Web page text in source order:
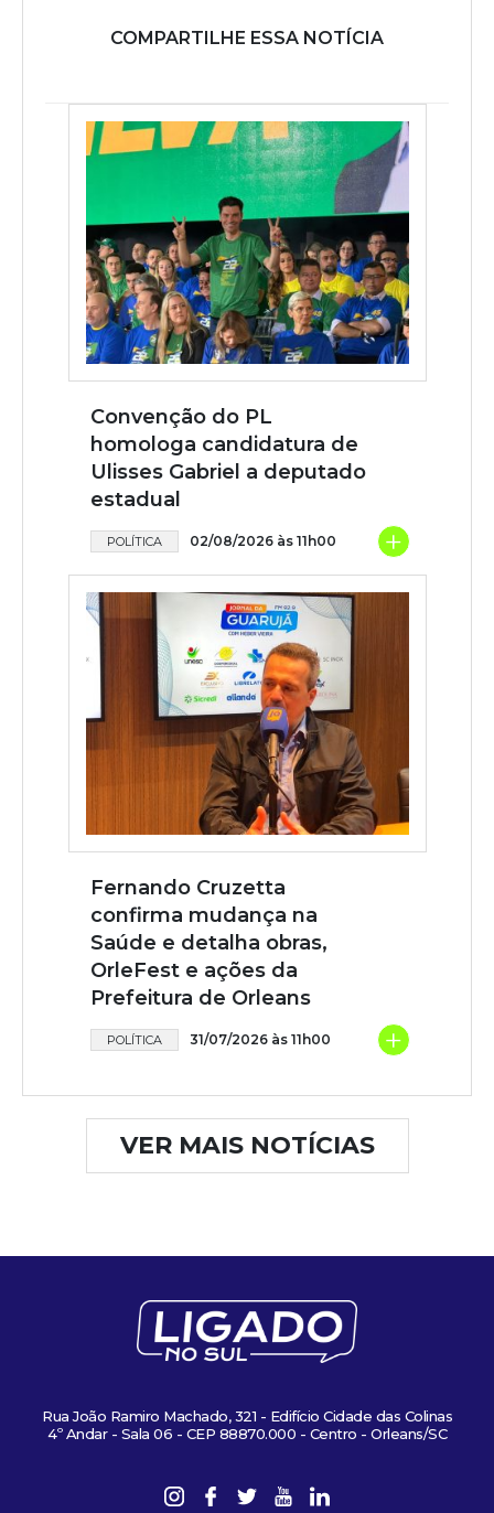
COMPARTILHE ESSA NOTÍCIA
Convenção do PL
homologa candidatura de
Ulisses Gabriel a deputado
estadual
POLÍTICA 02/08/2026 às 11h00 +
Fernando Cruzetta
confirma mudança na
Saúde e detalha obras,
OrleFest e ações da
Prefeitura de Orleans
POLÍTICA 31/07/2026 às 11h00 +
VER MAIS NOTÍCIAS
Rua João Ramiro Machado, 321 - Edifício Cidade das Colinas
4º Andar - Sala 06 - CEP 88870.000 - Centro - Orleans/SC